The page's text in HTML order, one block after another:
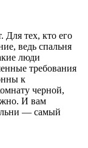
тех, кто его
ведь спальня
люди
требования
к
черной,
И вам
— самый